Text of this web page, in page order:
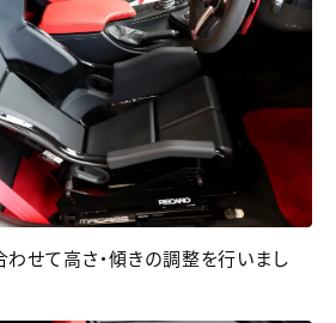
せて高さ・傾きの調整を行いまし